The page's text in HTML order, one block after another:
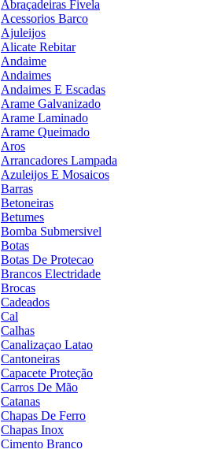
Abraçadeiras Fivela
Acessorios Barco
Ajuleijos
Alicate Rebitar
Andaime
Andaimes
Andaimes E Escadas
Arame Galvanizado
Arame Laminado
Arame Queimado
Aros
Arrancadores Lampada
Azuleijos E Mosaicos
Barras
Betoneiras
Betumes
Bomba Submersivel
Botas
Botas De Protecao
Brancos Electridade
Brocas
Cadeados
Cal
Calhas
Canalizaçao Latao
Cantoneiras
Capacete Proteção
Carros De Mão
Catanas
Chapas De Ferro
Chapas Inox
Cimento Branco